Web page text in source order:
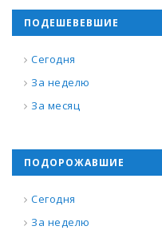
ПОДЕШЕВЕВШИЕ
Сегодня
За неделю
За месяц
ПОДОРОЖАВШИЕ
Сегодня
За неделю